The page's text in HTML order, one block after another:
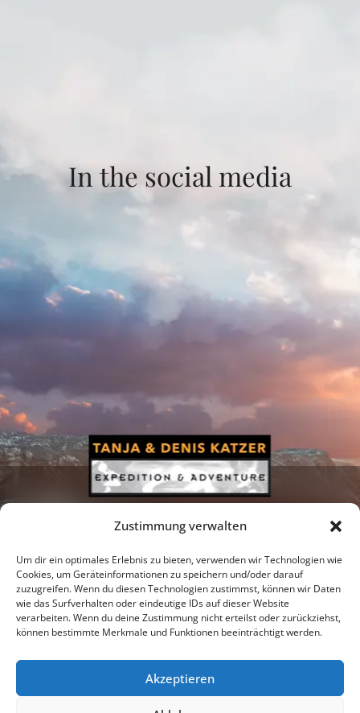
Zustimmung verwalten
Um dir ein optimales Erlebnis zu bieten, verwenden wir Technologien wie
Cookies, um Geräteinformationen zu speichern und/oder darauf
zuzugreifen. Wenn du diesen Technologien zustimmst, können wir Daten
wie das Surfverhalten oder eindeutige IDs auf dieser Website
verarbeiten. Wenn du deine Zustimmung nicht erteilst oder zurückziehst,
können bestimmte Merkmale und Funktionen beeinträchtigt werden.
Akzeptieren
In the social media
Newsletter Podcast Facebook